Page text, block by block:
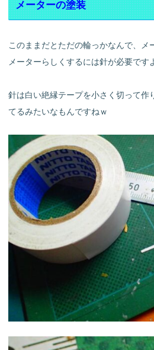
メーターの塗装
このままだとただの輪っかなんで、メ
メーターらしくするには針が必要です
針は白い絶縁テープを小さく切って作
てるみたいなもんですねｗ